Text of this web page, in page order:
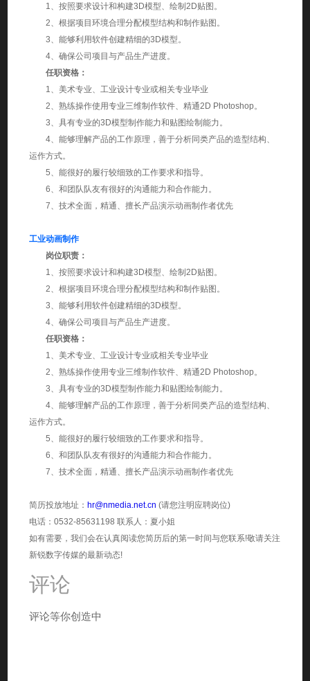
1、按照要求设计和构建3D模型、绘制2D贴图。
2、根据项目环境合理分配模型结构和制作贴图。
3、能够利用软件创建精细的3D模型。
4、确保公司项目与产品生产进度。
任职资格：
1、美术专业、工业设计专业或相关专业毕业
2、熟练操作使用专业三维制作软件、精通2D Photoshop。
3、具有专业的3D模型制作能力和贴图绘制能力。
4、能够理解产品的工作原理，善于分析同类产品的造型结构、
运作方式。
5、能很好的履行较细致的工作要求和指导。
6、和团队队友有很好的沟通能力和合作能力。
7、技术全面，精通、擅长产品演示动画制作者优先
工业动画制作
岗位职责：
1、按照要求设计和构建3D模型、绘制2D贴图。
2、根据项目环境合理分配模型结构和制作贴图。
3、能够利用软件创建精细的3D模型。
4、确保公司项目与产品生产进度。
任职资格：
1、美术专业、工业设计专业或相关专业毕业
2、熟练操作使用专业三维制作软件、精通2D Photoshop。
3、具有专业的3D模型制作能力和贴图绘制能力。
4、能够理解产品的工作原理，善于分析同类产品的造型结构、
运作方式。
5、能很好的履行较细致的工作要求和指导。
6、和团队队友有很好的沟通能力和合作能力。
7、技术全面，精通、擅长产品演示动画制作者优先
简历投放地址：hr@nmedia.net.cn (请您注明应聘岗位)
电话：0532-85631198 联系人：夏小姐
如有需要，我们会在认真阅读您简历后的第一时间与您联系!敬请关注
新锐数字传媒的最新动态!
评论
评论等你创造中